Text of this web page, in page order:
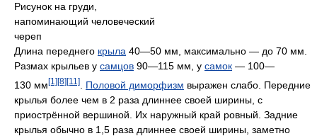
Рисунок на груди,
напоминающий человеческий
череп
Длина переднего крыла 40—50 мм, максимально — до 70 мм.
Размах крыльев у самцов 90—115 мм, у самок — 100—
130 мм [1] [8] [11] Половой диморфизм выражен слабо. Передние
крылья более чем в 2 раза длиннее своей ширины, с
приострённой вершиной. Их наружный край ровный. Задние
крылья обычно в 1,5 раза длиннее своей ширины, заметно